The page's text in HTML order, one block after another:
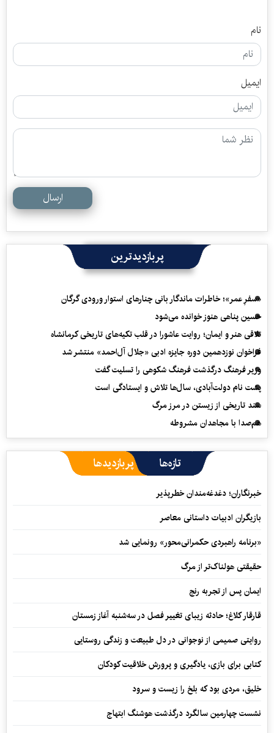
نام
ایمیل
ارسال
پربازدیدترین
«سفرِ عمر»؛ خاطرات ماندگار بانی چنارهای استوار ورودی گرگان
حسین پناهی هنوز خوانده می‌شود
تلاقی هنر و ایمان؛ روایت عاشورا در قلب تکیه‌های تاریخی کرمانشاه
فراخوان نوزدهمین دوره جایزه ادبی «جلال آل‌احمد» منتشر شد
وزیر فرهنگ درگذشت فرهنگ شکوهی را تسلیت گفت
پشت نام دولت‌آبادی، سال‌ها تلاش و ایستادگی است
سند تاریخی از زیستن در مرز مرگ
هم‌صدا با مجاهدان مشروطه
تازه‌ها پربازدیدها
خبرنگاران؛ دغدغه‌مندان خطرپذیر
بازیگران ادبیات داستانی معاصر
«برنامه راهبردی حکمرانی‌محور» رونمایی شد
حقیقتی هولناک‌تر از مرگ
ایمان پس از تجربه رنج
قارقار کلاغ؛ حادثه زیبای تغییر فصل در سه‌شنبه آغاز زمستان
روایتی صمیمی از نوجوانی در دل طبیعت و زندگی روستایی
کتابی برای بازی، یادگیری و پرورش خلاقیت کودکان
خلیق، مردی بود که بلخ را زیست و سرود
نشست چهارمین سالگرد درگذشت هوشنگ ابتهاج